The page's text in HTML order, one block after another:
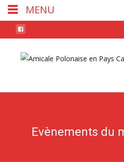
Evènements du
MENU